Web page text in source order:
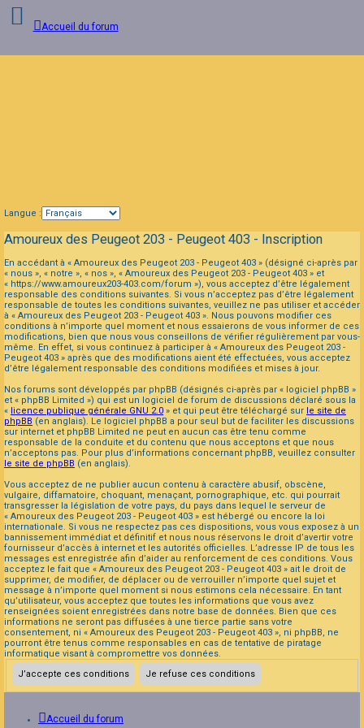
Accueil du forum
Langue :
Amoureux des Peugeot 203 - Peugeot 403 - Inscription
En accédant à « Amoureux des Peugeot 203 - Peugeot 403 » (désigné ci-après par
« nous », « notre », « nos », « Amoureux des Peugeot 203 - Peugeot 403 » et
« https://www.amoureux203-403.com/forum »), vous acceptez d’être légalement
responsable des conditions suivantes. Si vous n’acceptez pas d’être légalement
responsable de toutes les conditions suivantes, veuillez ne pas utiliser et accéder
à « Amoureux des Peugeot 203 - Peugeot 403 ». Nous pouvons modifier ces
conditions à n’importe quel moment et nous essaierons de vous informer de ces
modifications, bien que nous vous conseillons de vérifier régulièrement par vous-
même. En effet, si vous continuez à participer à « Amoureux des Peugeot 203 -
Peugeot 403 » après que des modifications aient été effectuées, vous acceptez
d’être légalement responsable des conditions modifiées et mises à jour.
Nos forums sont développés par phpBB (désignés ci-après par « logiciel phpBB »
et « phpBB Limited ») qui est un logiciel de forum de discussions déclaré sous la
« licence publique générale GNU 2.0 » et qui peut être téléchargé sur le site de
phpBB (en anglais). Le logiciel phpBB a pour seul but de faciliter les discussions
sur internet et phpBB Limited ne peut en aucun cas être tenu comme
responsable de la conduite et du contenu que nous acceptons et que nous
n’acceptons pas. Pour plus d’informations concernant phpBB, veuillez consulter
le site de phpBB (en anglais).
Vous acceptez de ne publier aucun contenu à caractère abusif, obscène,
vulgaire, diffamatoire, choquant, menaçant, pornographique, etc. qui pourrait
transgresser la législation de votre pays, du pays dans lequel le serveur de
« Amoureux des Peugeot 203 - Peugeot 403 » est hébergé ou encore la loi
internationale. Si vous ne respectez pas ces dispositions, vous vous exposez à un
bannissement immédiat et définitif et nous nous réservons le droit d’avertir votre
fournisseur d’accès à internet et les autorités officielles. L’adresse IP de tous les
messages est enregistrée afin d’aider au renforcement de ces conditions. Vous
acceptez le fait que « Amoureux des Peugeot 203 - Peugeot 403 » ait le droit de
supprimer, de modifier, de déplacer ou de verrouiller n’importe quel sujet et
message à n’importe quel moment si nous estimons cela nécessaire. En tant
qu’utilisateur, vous acceptez que toutes les informations que vous avez
renseignées soient enregistrées dans notre base de données. Bien que ces
informations ne seront pas diffusées à une tierce partie sans votre
consentement, ni « Amoureux des Peugeot 203 - Peugeot 403 », ni phpBB, ne
pourront être tenus comme responsables en cas de tentative de piratage
informatique visant à compromettre vos données.
Accueil du forum